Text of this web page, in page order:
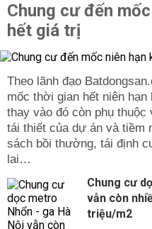
Chung cư đến
hết giá trị
Theo lãnh đạo
mốc thời gian hết niên
thay vào đó còn phụ
tái thiết của dự án và tiềm
sách bồi thường, tái định
lai…
Chung cư
vẫn còn
triệu/m2